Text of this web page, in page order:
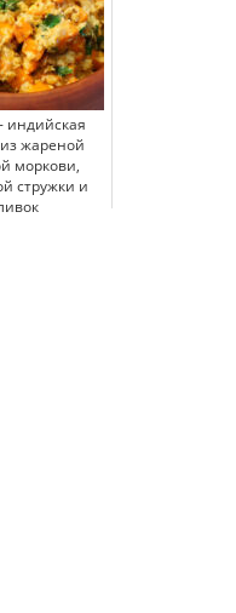
индийская
из жареной
моркови,
стружки и